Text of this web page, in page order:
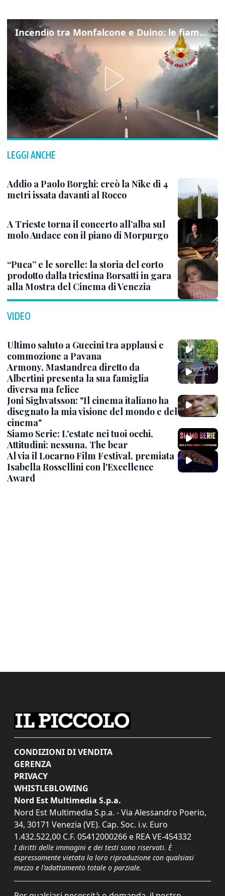
Incendio tra Monfalcone e Duino: le fiamme lambiscono la strada
LEGGI ANCHE
Addio a Paolo Borghi: creò la Nike di 4
metri issata davanti al Rocco
A Trieste torna il concerto all’alba sul
molo Audace con il piano di Morpurgo
“Puca” e le sorelle: la storia del corto
prodotto dalla triestina Borsatti in gara
alla Mostra del Cinema di Venezia
VIDEO
Ultimo saluto a Guccini tra applausi e
commozione a Pavana
Armony, Mastandrea diretto da
Albertini presenta la sua famiglia
diversa ma felice
Joni Sighvatsson: "Il cinema italiano ha
disegnato la mia visione del mondo e del
cinema"
Siamo Serie: L'estate nei tuoi occhi,
Attitudini: nessuna, The bear
Al via il Locarno Film Festival, premiata
Isabella Rossellini con l'Excellence
Award
CONDIZIONI DI VENDITA
GERENZA
PRIVACY
WHISTLEBLOWING
Nord Est Multimedia S.p.a.
Nord Est Multimedia S.p.a. - Via Alessandro Poerio,
34, 30171 Venezia (VE). Cap. Soc. i.v. Euro
1.432.522,00 C.F. 05412000266 e REA VE-454332
I diritti delle immagini e dei testi sono riservati. È
espressamente vietata la loro riproduzione con qualsiasi
mezzo e l'adattamento totale o parziale.